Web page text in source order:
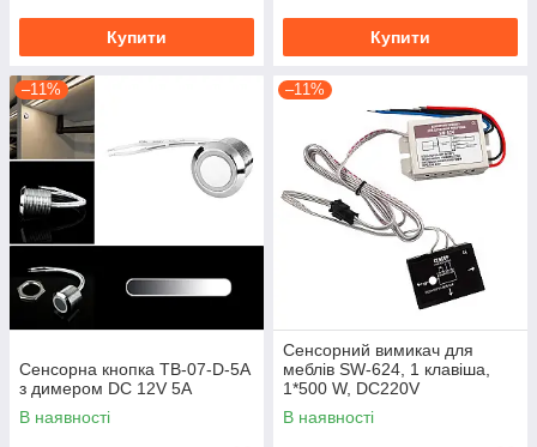
Купити Купити
–11%
Сенсорна кнопка TB-07-D-5A
з димером DC 12V 5A
В наявності
–11%
Сенсорний вимикач для
меблів SW-624, 1 клавіша,
1*500 W, DC220V
В наявності